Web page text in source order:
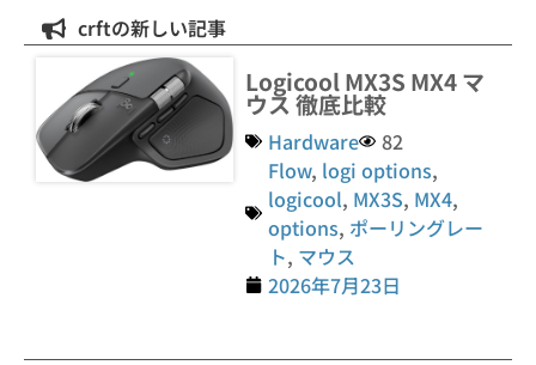
crftの新しい記事
Logicool MX3S MX4 マ
ウス 徹底比較
Hardware
82
Flow, logi options,
logicool, MX3S, MX4,
options, ポーリングレー
ト, マウス
2026年7月23日